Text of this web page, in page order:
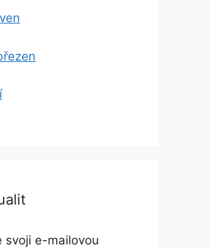
svoji e-mailovou